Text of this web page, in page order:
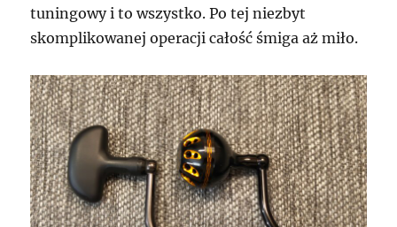
tuningowy i to wszystko. Po tej niezbyt
skomplikowanej operacji całość śmiga aż miło.